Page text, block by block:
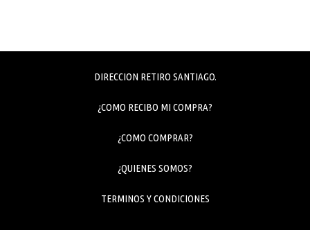
DIRECCION RETIRO SANTIAGO.
¿COMO RECIBO MI COMPRA?
¿COMO COMPRAR?
¿QUIENES SOMOS?
TERMINOS Y CONDICIONES